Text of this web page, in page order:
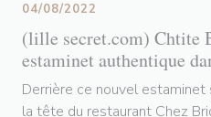
(lille secret.com) Chtite
estaminet authentique
04/08/2022
Derrière ce nouvel estaminet
la tête du restaurant Chez